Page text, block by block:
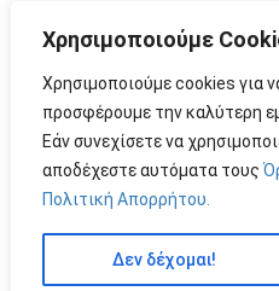
Χρησιμοποιούμε
Χρησιμοποιούμε cookies για
προσφέρουμε την καλύτερη
Εάν συνεχίσετε να
αποδέχεστε αυτόματα τους
Πολιτική Απορρήτου.
Δεν δέχομαι!
ΔΡΟΣΕΡΉ
Όταν η ντομάτα συναντά τον
κεφαλλονίτικο βαρελίσιο
απλά ασυναγώνιστο